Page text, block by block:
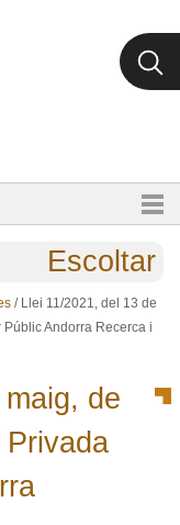
Escoltar
/ Llei 11/2021, del 13 de
Andorra Recerca i
de